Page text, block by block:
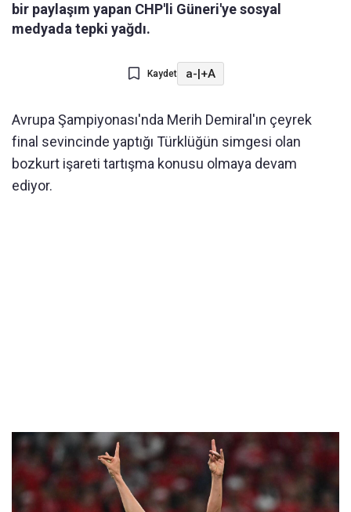
bir paylaşım yapan CHP'li Güneri'ye sosyal
medyada tepki yağdı.
Kaydet a-|+A
Avrupa Şampiyonası'nda Merih Demiral'ın çeyrek
final sevincinde yaptığı Türklüğün simgesi olan
bozkurt işareti tartışma konusu olmaya devam
ediyor.